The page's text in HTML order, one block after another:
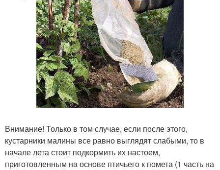
Внимание! Только в том случае, если после этого,
кустарники малины все равно выглядят слабыми, то в
начале лета стоит подкормить их настоем,
приготовленным на основе птичьего к помета (1 часть на